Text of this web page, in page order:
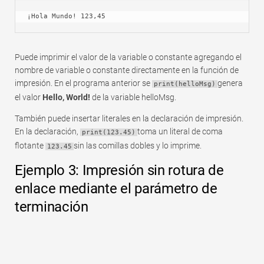
¡Hola Mundo! 123,45
Puede imprimir el valor de la variable o constante agregando el
nombre de variable o constante directamente en la función de
impresión. En el programa anterior se print(helloMsg) genera
el valor Hello, World! de la variable helloMsg.
También puede insertar literales en la declaración de impresión.
En la declaración,
print(123.45) toma un literal de coma
flotante 123.45 sin las comillas dobles y lo imprime.
Ejemplo 3: Impresión sin rotura de
enlace mediante el parámetro de
terminación